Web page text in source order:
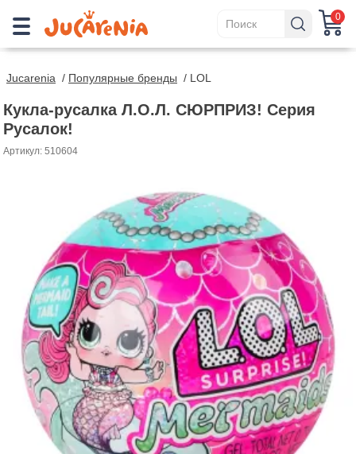
0
Jucarenia / Популярные бренды / LOL
Кукла-русалка Л.О.Л. СЮРПРИЗ! Серия
Русалок!
Артикул: 510604